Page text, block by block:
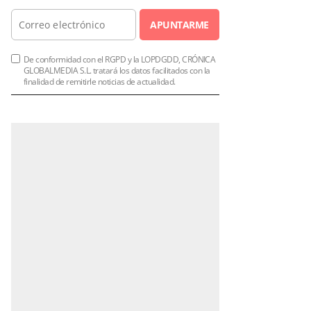
APUNTARME
De conformidad con el RGPD y la LOPDGDD, CRÓNICA
GLOBALMEDIA S.L. tratará los datos facilitados con la
finalidad de remitirle noticias de actualidad.